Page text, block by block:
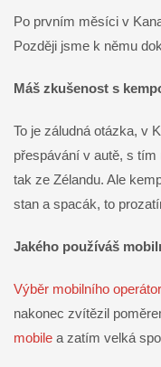
Po prvním měsíci v
Později jsme k němu
Máš zkušenost s
To je záludná otázka, v
přespávání v autě, s
tak ze Zélandu. Ale
stan a spacák, to
Jakého používáš
Výběr mobilního
nakonec zvítězil
mobile a zatím velká